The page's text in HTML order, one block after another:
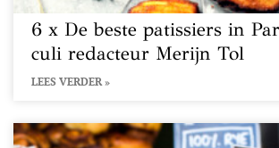
6 x De beste patissiers in
culi redacteur Merijn Tol
LEES VERDER »